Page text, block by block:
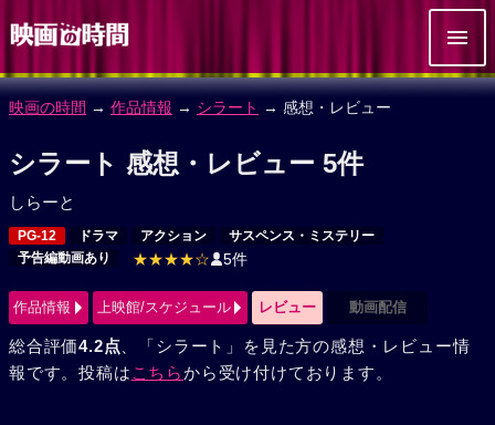
映画の時間 → 作品情報 → シラート → 感想・レビュー
シラート 感想・レビュー 5件
しらーと
PG-12 ドラマ アクション
サスペンス・ミステリー
予告編動画あり
★★★★☆ 5件
作品情報 上映館/スケジュール レビュー 動画配信
総合評価4.2点 、「シラート」を見た方の感想・レビュー情
報です。投稿は こちらから受け付けております。